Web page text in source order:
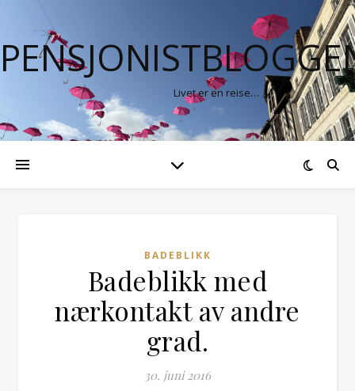
Livet er en reise…
BADEBLIKK
Badeblikk med
nærkontakt av andre
grad.
30. juni 2016